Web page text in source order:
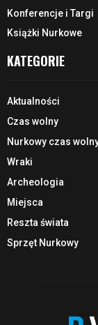
Konferencje i Targi
Książki Nurkowe
KATEGORIE
Aktualności
Czas wolny
Nurkowy czas
Wraki
Archeologia
Miejsca
Reszta świata
Sprzęt Nurkowy